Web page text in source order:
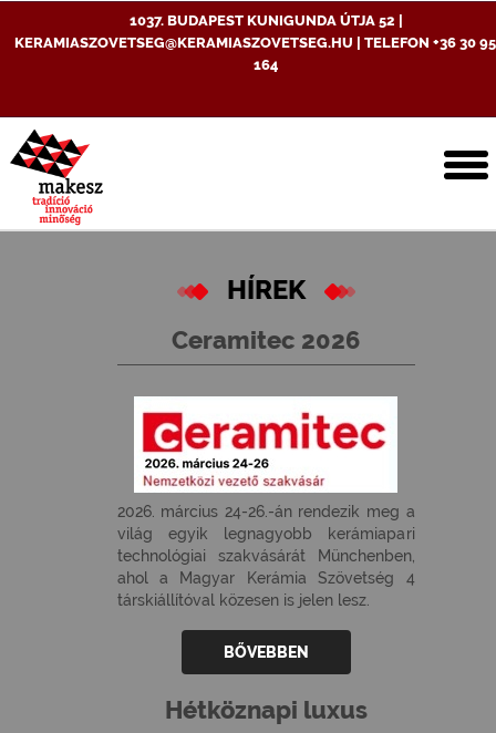
1037. BUDAPEST KUNIGUNDA ÚTJA 52 |
KERAMIASZOVETSEG@KERAMIASZOVETSEG.HU | TELEFON +36 30
164
HÍREK
Ceramitec 2026
2026. március 24-26.-án rendezik meg a
világ egyik legnagyobb kerámiapari
technológiai szakvásárát Münchenben,
ahol a Magyar Kerámia Szövetség 4
társkiállítóval közesen is jelen lesz.
BŐVEBBEN
Hétköznapi luxus